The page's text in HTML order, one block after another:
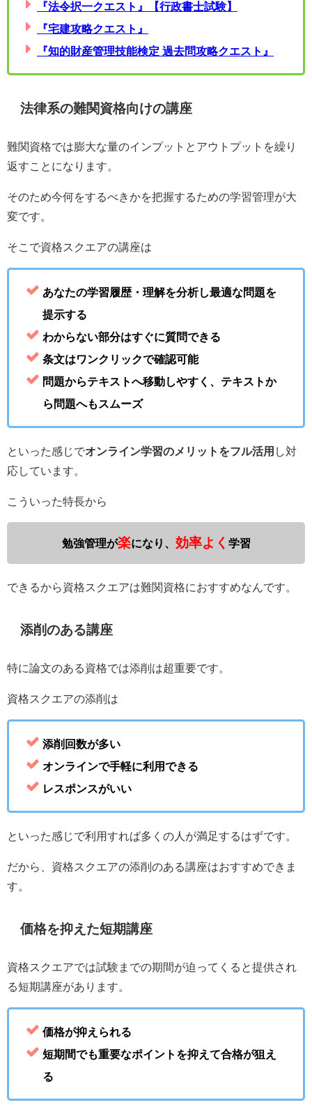
『法令択一クエスト』【行政書士試験】
『宅建攻略クエスト』
『知的財産管理技能検定 過去問攻略クエスト』
法律系の難関資格向けの講座
難関資格では膨大な量のインプットとアウトプットを繰り
返すことになります。
そのため今何をするべきかを把握するための学習管理が大
変です。
そこで資格スクエアの講座は
あなたの学習履歴・理解を分析し最適な問題を
提示する
わからない部分はすぐに質問できる
条文はワンクリックで確認可能
問題からテキストへ移動しやすく、テキストか
ら問題へもスムーズ
といった感じでオンライン学習のメリットをフル活用 し対
応しています。
こういった特長から
勉強管理が楽になり、 効率よく 学習
できるから資格スクエアは難関資格におすすめなんです。
添削のある講座
特に論文のある資格では添削は超重要です。
資格スクエアの添削は
添削回数が多い
オンラインで手軽に利用できる
レスポンスがいい
といった感じで利用すれば多くの人が満足するはずです。
だから、資格スクエアの添削のある講座はおすすめできま
す。
価格を抑えた短期講座
資格スクエアでは試験までの期間が迫ってくると提供され
る短期講座があります。
価格が抑えられる
短期間でも重要なポイントを抑えて合格が狙え
る